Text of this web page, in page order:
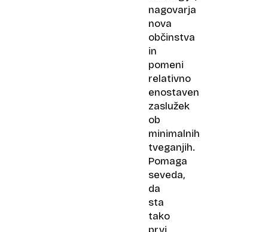
nagovarja
nova
občinstva
in
pomeni
relativno
enostaven
zaslužek
ob
minimalnih
tveganjih.
Pomaga
seveda,
da
sta
tako